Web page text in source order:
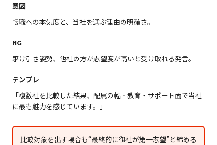
意図
転職への本気度と、当社を選ぶ理由の明確さ。
NG
駆け引き姿勢、他社の方が志望度が高いと受け取れる発言。
テンプレ
「複数社を比較した結果、配属の幅・教育・サポート面で当社
に最も魅力を感じています。」
比較対象を出す場合も“最終的に御社が第一志望”と締める